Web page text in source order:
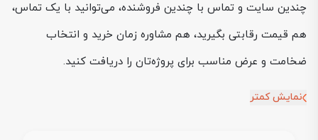
چندین سایت و تماس با چندین فروشنده، می‌توانید با یک تماس،
هم قیمت رقابتی بگیرید، هم مشاوره زمان خرید و انتخاب
ضخامت و عرض مناسب برای پروژه‌تان را دریافت کنید.
نمایش کمتر